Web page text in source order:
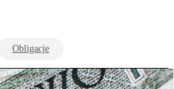
Obligacje